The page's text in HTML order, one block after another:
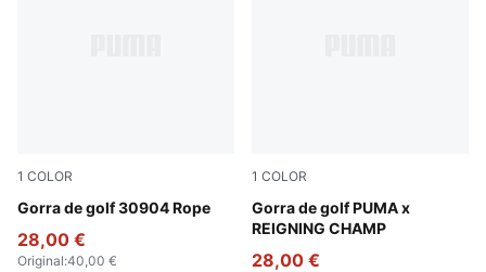
1 COLOR
Gorra de golf 30904 Rope
Luso Green
28,00 €
Original:40,00 €
1 COLOR
Gorra de golf PUMA x
REIGNING CHAMP
Zen Blue
28,00 €